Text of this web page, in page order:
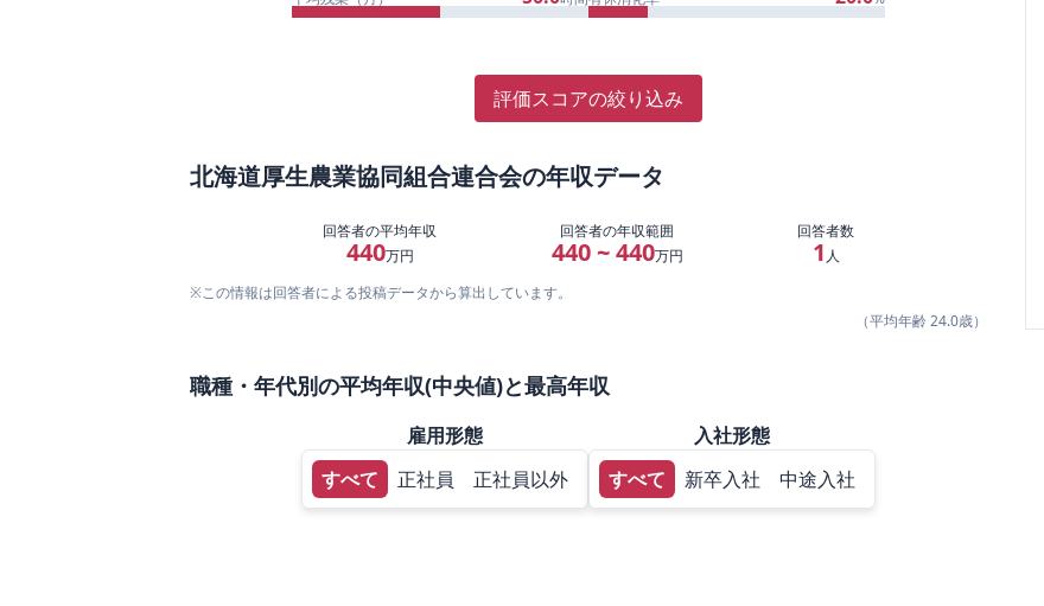
評価スコアの絞り込み
北海道厚生農業協同組合連合会の年収データ
回答者の平均年収
440万円
回答者の年収範囲
440 ~ 440万円
回答者数
1 人
※この情報は回答者による投稿データから算出しています。
（平均年齢24.0歳）
職種・年代別の平均年収(中央値)と最高年収
雇用形態
すべて
正社員 正社員以外
入社形態
すべて
新卒入社 中途入社